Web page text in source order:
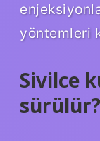
yöntemleri
Sivilce
sürülür?